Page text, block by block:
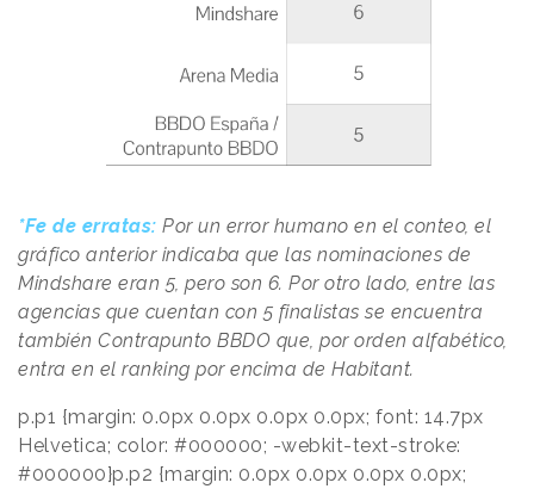
*Fe de erratas: Por un error humano en el conteo, el
gráfico anterior indicaba que las nominaciones de
Mindshare eran 5, pero son 6. Por otro lado, entre las
agencias que cuentan con 5 finalistas se encuentra
también Contrapunto BBDO que, por orden alfabético,
entra en el ranking por encima de Habitant.
p.p1 {margin: 0.0px 0.0px 0.0px 0.0px; font: 14.7px
Helvetica; color: #000000; -webkit-text-stroke:
#000000}p.p2 {margin: 0.0px 0.0px 0.0px 0.0px;